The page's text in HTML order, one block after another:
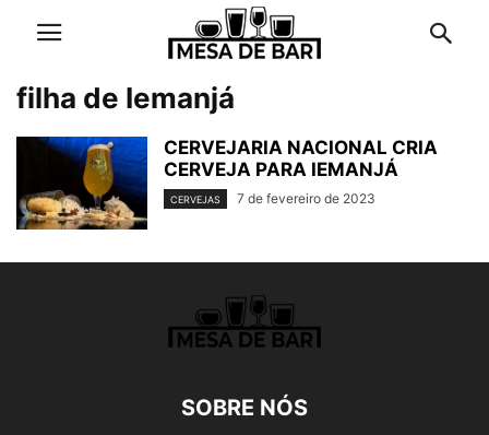
filha de Iemanjá
CERVEJARIA NACIONAL CRIA
CERVEJA PARA IEMANJÁ
CERVEJAS 7 de fevereiro de 2023
SOBRE NÓS